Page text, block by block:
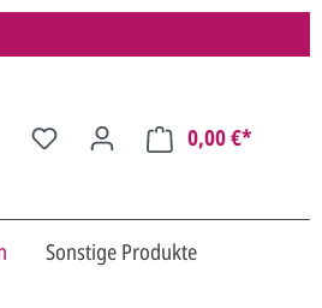
0,00 €*
Sonstige Produkte